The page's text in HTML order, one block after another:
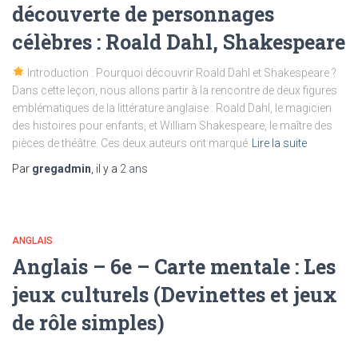
découverte de personnages
célèbres : Roald Dahl, Shakespeare
Introduction : Pourquoi découvrir Roald Dahl et Shakespeare ?
Dans cette leçon, nous allons partir à la rencontre de deux figures
emblématiques de la littérature anglaise : Roald Dahl, le magicien
des histoires pour enfants, et William Shakespeare, le maître des
pièces de théâtre. Ces deux auteurs ont marqué
Lire la suite
Par gregadmin , il y a 2 ans
ANGLAIS
Anglais – 6e – Carte mentale : Les
jeux culturels (Devinettes et jeux
de rôle simples)